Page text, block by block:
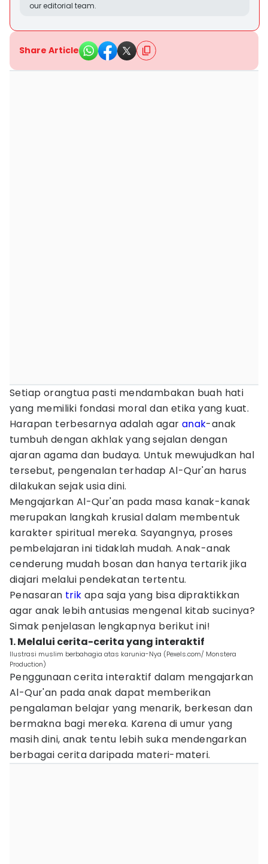
our editorial team.
Share Article
Setiap orangtua pasti mendambakan buah hati
yang memiliki fondasi moral dan etika yang kuat.
Harapan terbesarnya adalah agar anak-anak
tumbuh dengan akhlak yang sejalan dengan
ajaran agama dan budaya. Untuk mewujudkan hal
tersebut, pengenalan terhadap Al-Qur'an harus
dilakukan sejak usia dini.
Mengajarkan Al-Qur'an pada masa kanak-kanak
merupakan langkah krusial dalam membentuk
karakter spiritual mereka. Sayangnya, proses
pembelajaran ini tidaklah mudah. Anak-anak
cenderung mudah bosan dan hanya tertarik jika
diajari melalui pendekatan tertentu.
Penasaran trik apa saja yang bisa dipraktikkan
agar anak lebih antusias mengenal kitab sucinya?
Simak penjelasan lengkapnya berikut ini!
1. Melalui cerita-cerita yang interaktif
Ilustrasi muslim berbahagia atas karunia-Nya (Pexels.com/ Monstera
Production)
Penggunaan cerita interaktif dalam mengajarkan
Al-Qur'an pada anak dapat memberikan
pengalaman belajar yang menarik, berkesan dan
bermakna bagi mereka. Karena di umur yang
masih dini, anak tentu lebih suka mendengarkan
berbagai cerita daripada materi-materi.